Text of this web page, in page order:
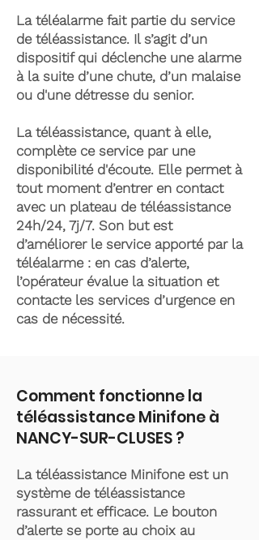
La téléalarme fait partie du service
de téléassistance. Il s’agit d’un
dispositif qui déclenche une alarme
à la suite d’une chute, d’un malaise
ou d'une détresse du senior.
La téléassistance, quant à elle,
complète ce service par une
disponibilité d'écoute. Elle permet à
tout moment d’entrer en contact
avec un plateau de téléassistance
24h/24, 7j/7. Son but est
d’améliorer le service apporté par la
téléalarme : en cas d’alerte,
l’opérateur évalue la situation et
contacte les services d’urgence en
cas de nécessité.
Comment fonctionne la
téléassistance Minifone à
NANCY-SUR-CLUSES ?
La téléassistance Minifone est un
système de téléassistance
rassurant et efficace. Le bouton
d’alerte se porte au choix au